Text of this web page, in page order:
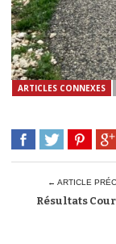
ARTICLES CONNEXES
← ARTICLE
Résultats